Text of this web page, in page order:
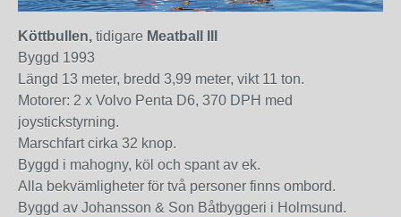
Köttbullen, tidigare Meatball III
Byggd 1993
Längd 13 meter, bredd 3,99 meter, vikt 11 ton.
Motorer: 2 x Volvo Penta D6, 370 DPH med
joystickstyrning.
Marschfart cirka 32 knop.
Byggd i mahogny, köl och spant av ek.
Alla bekvämligheter för två personer finns ombord.
Byggd av Johansson & Son Båtbyggeri i Holmsund.